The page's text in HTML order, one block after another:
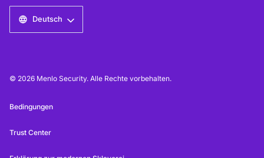
Deutsch
© 2026 Menlo Security. Alle Rechte vorbehalten.
Bedingungen
Trust Center